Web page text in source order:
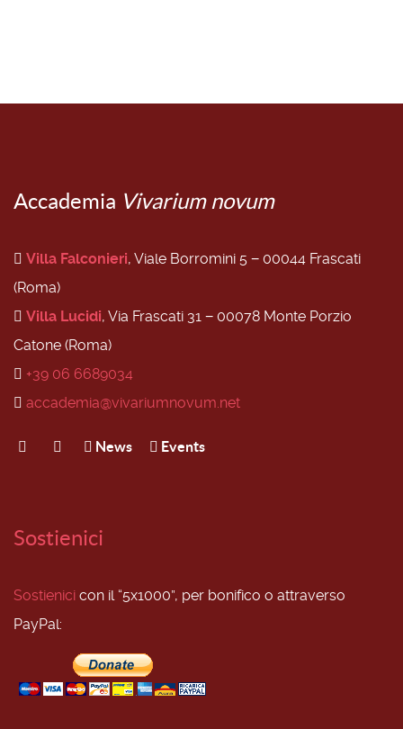
Accademia Vivarium novum
Villa Falconieri, Viale Borromini 5 − 00044 Frascati
(Roma)
Villa Lucidi, Via Frascati 31 − 00078 Monte Porzio
Catone (Roma)
+39 06 6689034
accademia@vivariumnovum.net
News Events
Sostienici
Sostienici con il “5x1000”, per bonifico o attraverso
PayPal: